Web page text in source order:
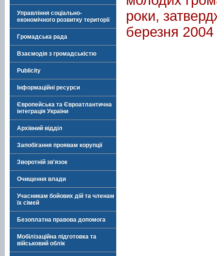
Управління соціально-
економічного розвитку території
Громадська рада
Взаємодія з громадськістю
Publicity
Інформаційні ресурси
Європейська та Євроатлантична
інтеграція України
Архівний відділ
Запобігання проявам корупції
Зворотній зв'язок
Очищення влади
Учасникам бойових дій та членам
їх сімей
Безоплатна правова допомога
Мобілізаційна підготовка та
військовий облік
роки,
березня 2004